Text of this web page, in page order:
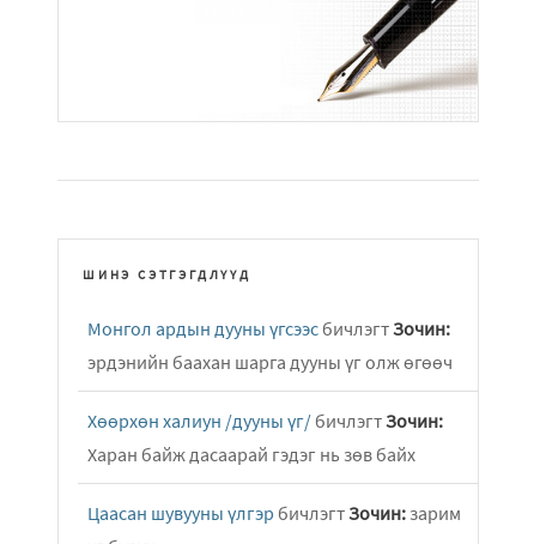
ШИНЭ СЭТГЭГДЛҮҮД
Монгол ардын дууны үгсээс бичлэгтЗочин:
эрдэнийн баахан шарга дууны үг олж өгөөч
Хөөрхөн халиун /дууны үг/ бичлэгтЗочин:
Харан байж дасаарай гэдэг нь зөв байх
Цаасан шувууны үлгэр бичлэгтЗочин: зарим